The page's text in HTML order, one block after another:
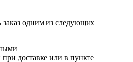
одним из следующих
при доставке или в пункте